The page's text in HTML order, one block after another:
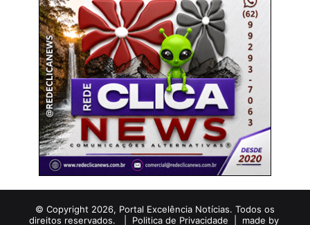
© Copyright 2026, Portal Excelência Notícias. Todos os
direitos reservados. | Politica de Privacidade | made by